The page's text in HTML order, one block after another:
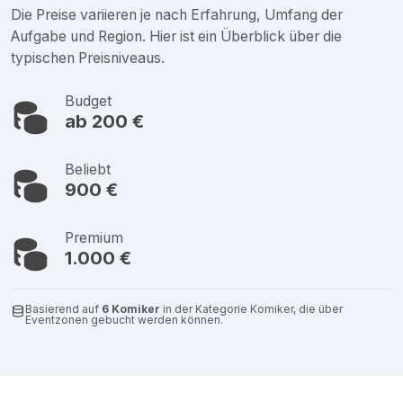
Die Preise variieren je nach Erfahrung, Umfang der
Aufgabe und Region. Hier ist ein Überblick über die
typischen Preisniveaus.
Budget
ab 200 €
Beliebt
900 €
Premium
1.000 €
Basierend auf 6 Komiker in der Kategorie Komiker, die über
Eventzonen gebucht werden können.